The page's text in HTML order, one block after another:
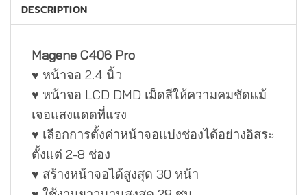
DESCRIPTION
Magene C406 Pro
♥ หน้าจอ 2.4 นิ้ว
♥ หน้าจอ LCD DMD เม็ดสีให้ความคมชัดแม้
เจอแสงแดดที่แรง
♥ เลือกการตั้งค่าหน้าจอแบ่งช่องได้อย่างอิสระ
ตั้งแต่ 2-8 ช่อง
♥ สร้างหน้าจอได้สูงสุด 30 หน้า